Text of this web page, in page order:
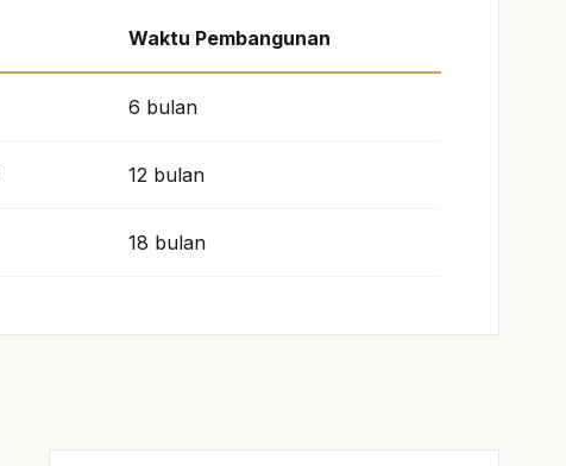
Waktu Pembangunan
6 bulan
12 bulan
18 bulan